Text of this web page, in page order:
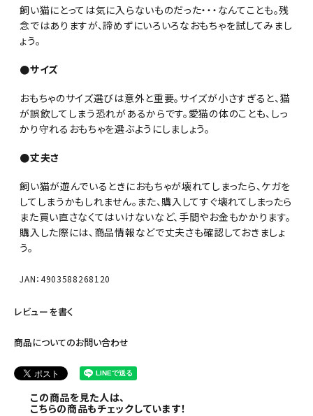
飼い猫にとっては気に入らないものだった・・・なんてことも。残
念ではありますが、諦めずにいろいろなおもちゃを試してみまし
ょう。
●サイズ
おもちゃのサイズ選びは意外と重要。サイズが小さすぎると、猫
が誤飲してしまう恐れがあるからです。愛猫の体のことも、しっ
かり守れるおもちゃを選ぶようにしましょう。
●丈夫さ
飼い猫が遊んでいるときにおもちゃが壊れてしまったら、ケガを
してしまうかもしれません。また、購入してすぐ壊れてしまったら
また買い直さなくてはいけないなど、手間やお金もかかります。
購入した際には、商品情報などで丈夫さも確認しておきましょ
う。
JAN：4903588268120
レビューを書く
商品についてのお問い合わせ
この商品を見た人は、
こちらの商品もチェックしています！